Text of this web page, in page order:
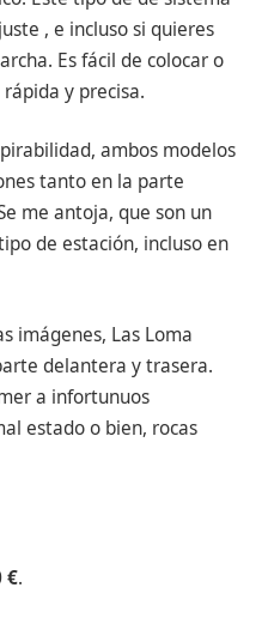
, e incluso si quieres
Es fácil de colocar o
y precisa.
ambos modelos
tanto en la parte
me antoja, que son un
de estación, incluso en
imágenes, Las Loma
delantera y trasera.
a infortunuos
estado o bien, rocas
€.